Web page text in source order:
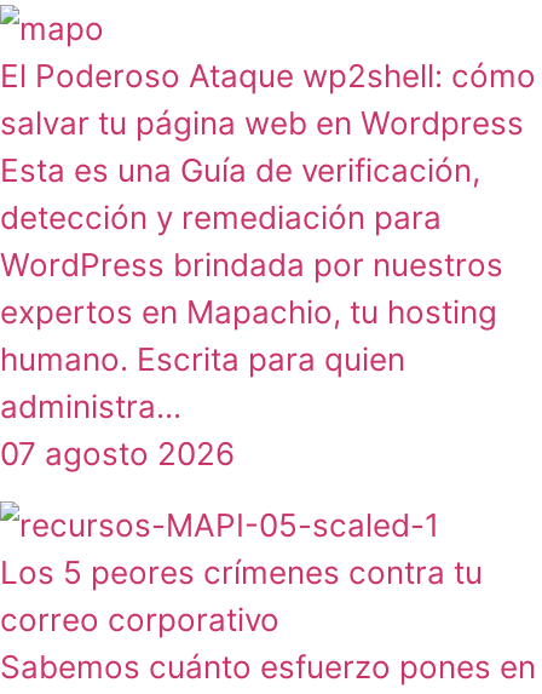
El Poderoso Ataque wp2shell: cómo
salvar tu página web en Wordpress
Esta es una Guía de verificación,
detección y remediación para
WordPress brindada por nuestros
expertos en Mapachio, tu hosting
humano. Escrita para quien
administra...
07 agosto 2026
Los 5 peores crímenes contra tu
correo corporativo
Sabemos cuánto esfuerzo pones en